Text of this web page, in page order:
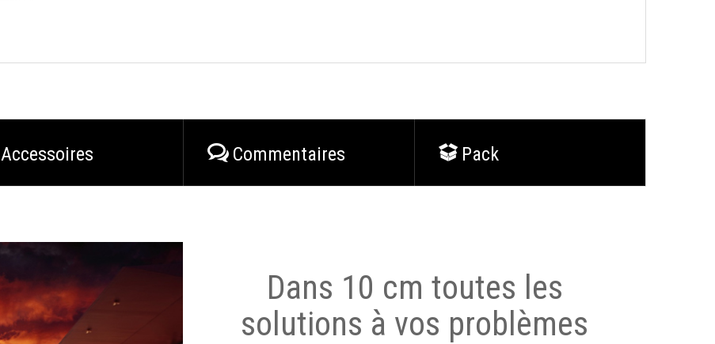
Accessoires Commentaires Pack
Dans 10 cm toutes les
solutions à vos problèmes